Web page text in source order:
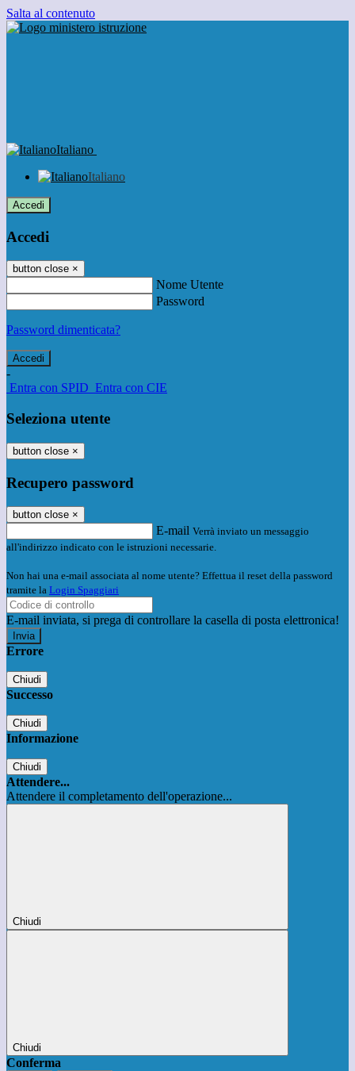
Salta al contenuto
Italiano
Italiano
Accedi
Accedi
button close ×
Nome Utente
Password
Password dimenticata?
-
Entra con SPID Entra con CIE
Seleziona utente
button close ×
Recupero password
button close ×
E-mail Verrà inviato un messaggio
all'indirizzo indicato con le istruzioni necessarie.
Non hai una e-mail associata al nome utente? Effettua il reset della password
tramite la Login Spaggiari
E-mail inviata, si prega di controllare la casella di posta elettronica!
Errore
Chiudi
Successo
Chiudi
Informazione
Chiudi
Attendere...
Attendere il completamento dell'operazione...
Chiudi
Chiudi
Conferma